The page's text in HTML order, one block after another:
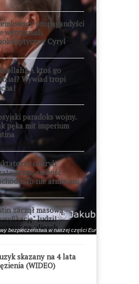
bezpieczeństwa w naszej części Europy. Fot: Jakub
propagandyści
wytrzymali.
Cyryl
A ktoś go
Wywiad tropi
paradoks wojny.
pęka mit imperium
odkryli
słabość
To nie armia ani
zaczął masową
ludzi!
na ulicach
skazany na 4 lata
(WIDEO)